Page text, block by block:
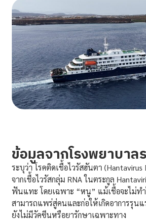
ข้อมูลจากโรงพยาบาล
ระบุว่า โรคติดเชื้อไวรัสฮันตา (Hantavirus
จากเชื้อไวรัสกลุ่ม RNA ในตระกูล
ฟันแทะ โดยเฉพาะ “หนู” แม้เชื้อจะไม่ท
สามารถแพร่สู่คนและก่อให้เกิดอาการรุน
ยังไม่มีวัคซีนหรือยารักษาเฉพาะทาง